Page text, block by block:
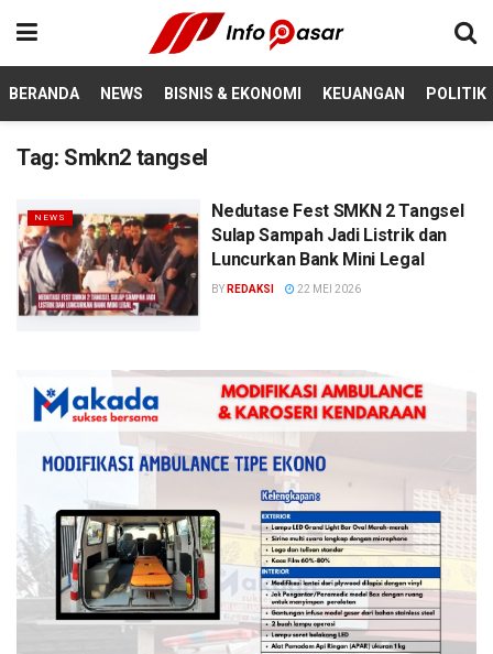
BERANDA NEWS BISNIS & EKONOMI KEUANGAN POLITIK
Tag: Smkn2 tangsel
NEWS
Nedutase Fest SMKN 2 Tangsel
Sulap Sampah Jadi Listrik dan
Luncurkan Bank Mini Legal
BY REDAKSI 22 MEI 2026